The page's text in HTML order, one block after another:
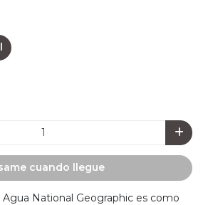
cuando llegue
Agua National Geographic es como